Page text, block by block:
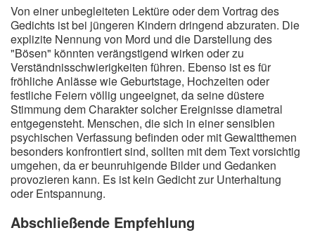
Von einer unbegleiteten Lektüre oder dem Vortrag des
Gedichts ist bei jüngeren Kindern dringend abzuraten. Die
explizite Nennung von Mord und die Darstellung des
"Bösen" könnten verängstigend wirken oder zu
Verständnisschwierigkeiten führen. Ebenso ist es für
fröhliche Anlässe wie Geburtstage, Hochzeiten oder
festliche Feiern völlig ungeeignet, da seine düstere
Stimmung dem Charakter solcher Ereignisse diametral
entgegensteht. Menschen, die sich in einer sensiblen
psychischen Verfassung befinden oder mit Gewaltthemen
besonders konfrontiert sind, sollten mit dem Text vorsichtig
umgehen, da er beunruhigende Bilder und Gedanken
provozieren kann. Es ist kein Gedicht zur Unterhaltung
oder Entspannung.
Abschließende Empfehlung